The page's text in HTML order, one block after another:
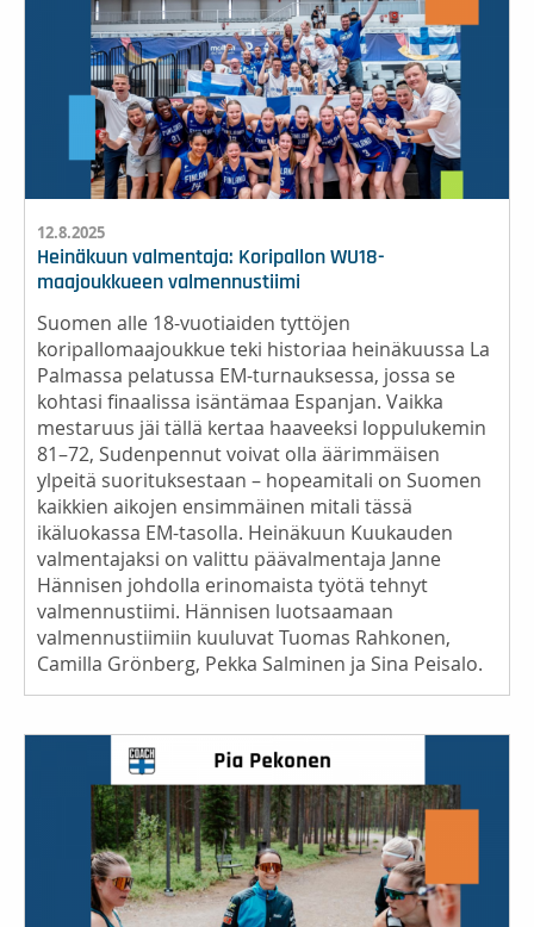
12.8.2025
Heinäkuun valmentaja: Koripallon WU18-
maajoukkueen valmennustiimi
Suomen alle 18-vuotiaiden tyttöjen
koripallomaajoukkue teki historiaa heinäkuussa La
Palmassa pelatussa EM-turnauksessa, jossa se
kohtasi finaalissa isäntämaa Espanjan. Vaikka
mestaruus jäi tällä kertaa haaveeksi loppulukemin
81–72, Sudenpennut voivat olla äärimmäisen
ylpeitä suorituksestaan – hopeamitali on Suomen
kaikkien aikojen ensimmäinen mitali tässä
ikäluokassa EM-tasolla. Heinäkuun Kuukauden
valmentajaksi on valittu päävalmentaja Janne
Hännisen johdolla erinomaista työtä tehnyt
valmennustiimi. Hännisen luotsaamaan
valmennustiimiin kuuluvat Tuomas Rahkonen,
Camilla Grönberg, Pekka Salminen ja Sina Peisalo.